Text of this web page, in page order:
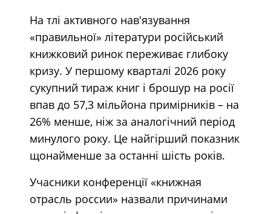
На тлі активного нав'язування
«правильної» літератури російський
книжковий ринок переживає глибоку
кризу. У першому кварталі 2026 року
сукупний тираж книг і брошур на росії
впав до 57,3 мільйона примірників – на
26% менше, ніж за аналогічний період
минулого року. Це найгірший показник
щонайменше за останні шість років.
Учасники конференції «книжная
отрасль россии» назвали причинами